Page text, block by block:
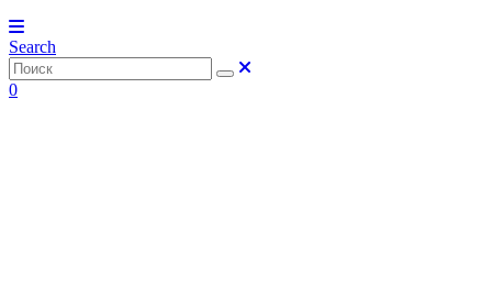
Search
0